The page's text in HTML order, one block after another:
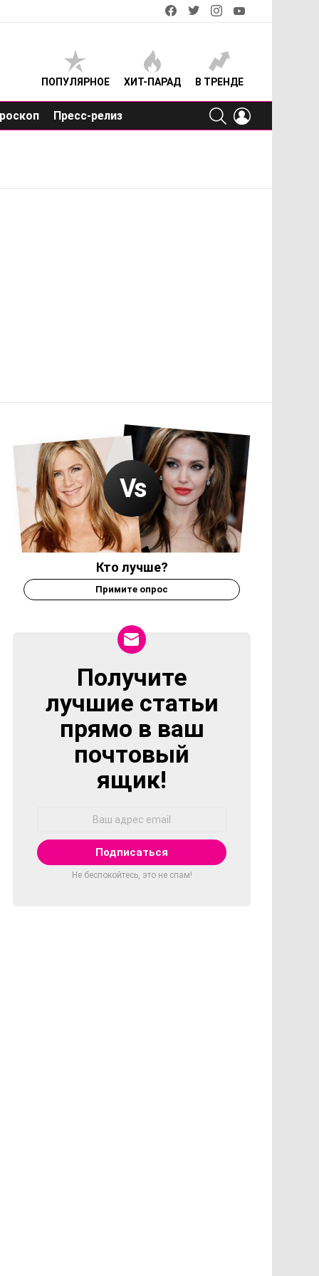
facebooktwitterinstagram
ПОПУЛЯРНОЕ ХИТ-ПАРАД В ТРЕНДЕ
Пресс-релиз
SEARCH
Кто лучше?
Примите опрос
NEWSLETTER
Получите
лучшие статьи
прямо в ваш
почтовый
ящик!
Не беспокойтесь, это не спам!